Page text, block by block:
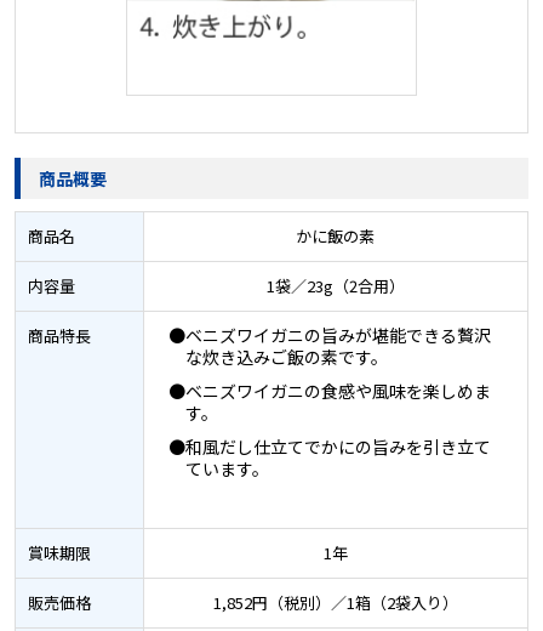
商品概要
商品名 かに飯の素
内容量 1袋／23g（2合用）
商品特長
●ベニズワイガニの旨みが堪能できる贅沢
な炊き込みご飯の素です。
●ベニズワイガニの食感や風味を楽しめま
す。
●和風だし仕立てでかにの旨みを引き立て
ています。
賞味期限 1年
販売価格 1,852円（税別）／1箱（2袋入り）